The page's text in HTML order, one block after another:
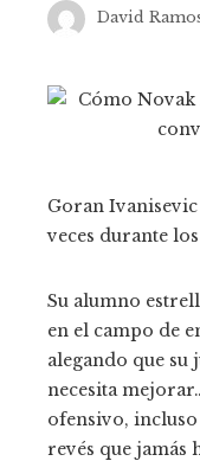
David
Goran Ivanisevic
veces durante
Su alumno
en el campo de
alegando que su
necesita
ofensivo,
revés que jamás